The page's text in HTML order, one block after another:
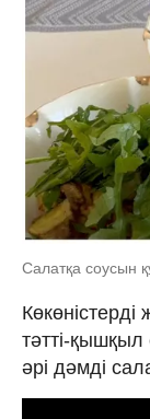
Салатқа соусын
тәтті-
әрі дәмді